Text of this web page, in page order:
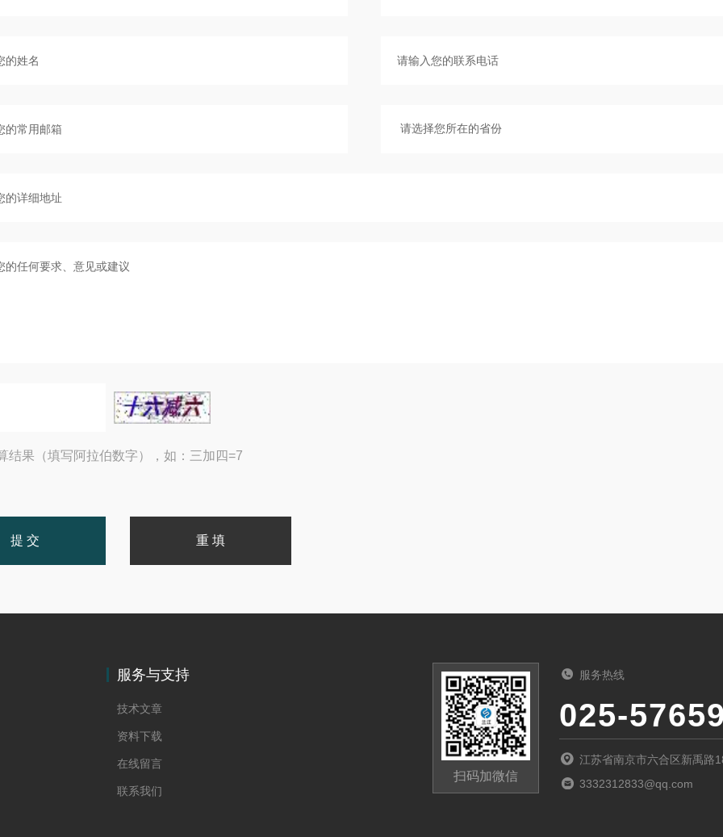
结果（填写阿拉伯数字），如：三加四=7
服务与支持
技术文章
资料下载
在线留言
联系我们
扫码加微信
服务热线
025-
江苏省南京市六合区新禹路
3332312833@qq.com